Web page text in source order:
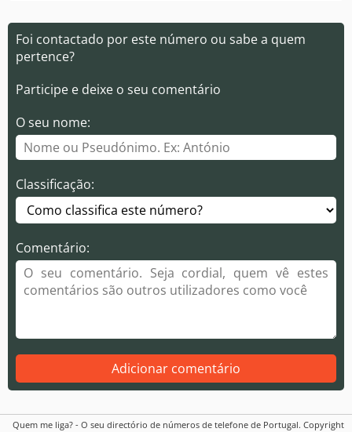
Foi contactado por este número ou sabe a quem
pertence?
Participe e deixe o seu comentário
O seu nome:
Classificação:
Comentário:
Adicionar comentário
Quem me liga? - O seu directório de números de telefone de Portugal. Copyright